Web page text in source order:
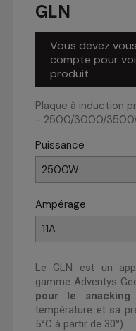
GLN
Vous devez
compte pour
produit
Plaque à induction
- 2500/3000/
Puissance
Ampérage
Le GLN est un
gamme Adventys
pour le snacking
température et sa
5°C à partir de 30°).